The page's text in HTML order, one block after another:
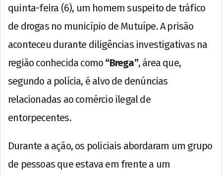
quinta-feira (6), um homem suspeito de tráfico
de drogas no município de Mutuípe. A prisão
aconteceu durante diligências investigativas na
região conhecida como “Brega”, área que,
segundo a polícia, é alvo de denúncias
relacionadas ao comércio ilegal de
entorpecentes.
Durante a ação, os policiais abordaram um grupo
de pessoas que estava em frente a um